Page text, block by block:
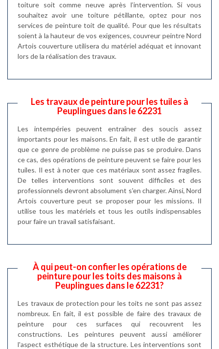
toiture soit comme neuve après l’intervention. Si vous
souhaitez avoir une toiture pétillante, optez pour nos
services de peinture toit de qualité. Pour que les résultats
soient à la hauteur de vos exigences, couvreur peintre Nord
Artois couverture utilisera du matériel adéquat et innovant
lors de la réalisation des travaux.
Les travaux de peinture pour les tuiles à
Peuplingues dans le 62231
Les intempéries peuvent entraîner des soucis assez
importants pour les maisons. En fait, il est utile de garantir
que ce genre de problème ne puisse pas se produire. Dans
ce cas, des opérations de peinture peuvent se faire pour les
tuiles. Il est à noter que ces matériaux sont assez fragiles.
De telles interventions sont souvent difficiles et des
professionnels devront absolument s'en charger. Ainsi, Nord
Artois couverture peut se proposer pour les missions. Il
utilise tous les matériels et tous les outils indispensables
pour faire un travail satisfaisant.
À qui peut-on confier les opérations de
peinture pour les toits des maisons à
Peuplingues dans le 62231?
Les travaux de protection pour les toits ne sont pas assez
nombreux. En fait, il est possible de faire des travaux de
peinture pour ces surfaces qui recouvrent les
constructions. Les peintures peuvent aussi améliorer
l'aspect esthétique de la structure. Les interventions sont